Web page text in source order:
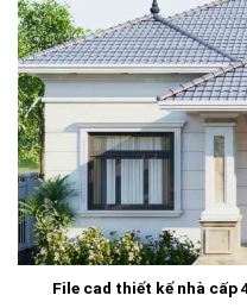
File cad thiết kế nhà cấp